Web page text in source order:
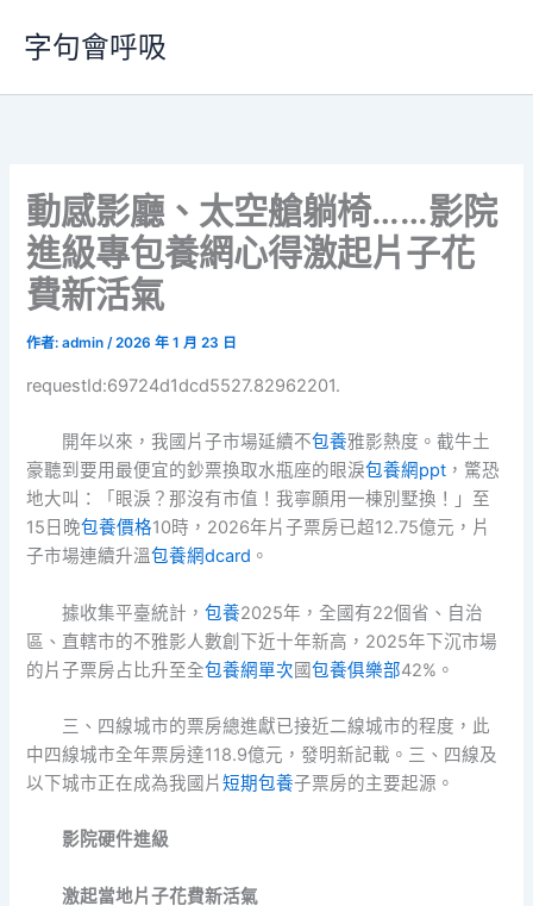
要
字句會呼吸
動感影廳、太空艙躺椅……影院
進級專包養網心得激起片子花
費新活氣
作者:admin/2026 年 1 月 23 日
requestId:69724d1dcd5527.82962201.
開年以來，我國片子市場延續不包養雅影熱度。截牛土
豪聽到要用最便宜的鈔票換取水瓶座的眼淚包養網ppt ，驚恐
地大叫：「眼淚？那沒有市值！我寧願用一棟別墅換！」至
15日晚包養價格10時，2026年片子票房已超12.75億元，片
子市場連續升溫包養網dcard 。
據收集平臺統計， 包養2025年，全國有22個省、自治
區、直轄市的不雅影人數創下近十年新高，2025年下沉市場
的片子票房占比升至全包養網單次國包養俱樂部42%。
三、四線城市的票房總進獻已接近二線城市的程度，此
中四線城市全年票房達118.9億元，發明新記載。三、四線及
以下城市正在成為我國片短期包養子票房的主要起源。
影院硬件進級
激起當地片子花費新活氣